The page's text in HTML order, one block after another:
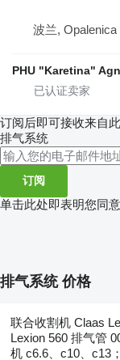
波兰, Opalenica
PHU "Karetina"
订阅后即可接收来自
排气系统
订阅
单击此处即表明您同
排气系统 价格
联合收割机 Claas
Lexion 560 排气管
机 c6.6、c10、c13